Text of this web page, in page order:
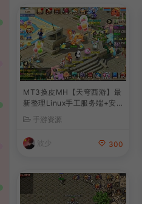
MT3换皮MH【天穹西游】最
新整理Linux手工服务端+安
建教程+全套源码+视频教程
手游资源
波少 300